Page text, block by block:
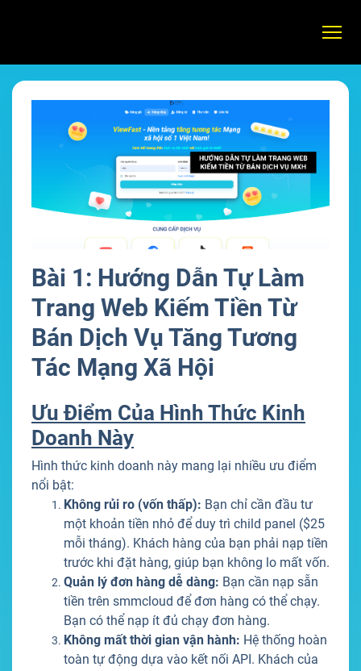
Bài 1: Hướng Dẫn Tự Làm
Trang Web Kiếm Tiền Từ
Bán Dịch Vụ Tăng Tương
Tác Mạng Xã Hội
Ưu Điểm Của Hình Thức Kinh
Doanh Này
Hình thức kinh doanh này mang lại nhiều ưu điểm
nổi bật:
Không rủi ro (vốn thấp): Bạn chỉ cần đầu tư
một khoản tiền nhỏ để duy trì child panel ($25
mỗi tháng). Khách hàng của bạn phải nạp tiền
trước khi đặt hàng, giúp bạn không lo mất vốn.
Quản lý đơn hàng dễ dàng: Bạn cần nạp sẵn
tiền trên smmcloud để đơn hàng có thể chạy.
Bạn có thể nạp ít đủ chạy đơn hàng.
Không mất thời gian vận hành: Hệ thống hoàn
toàn tự động dựa vào kết nối API. Khách của